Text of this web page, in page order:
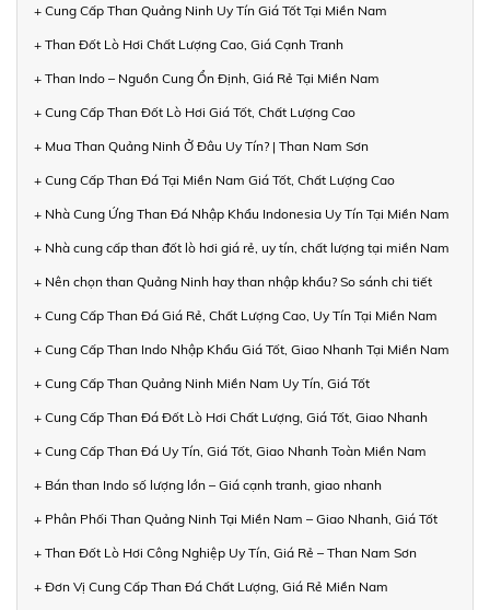
+ Cung Cấp Than Quảng Ninh Uy Tín Giá Tốt Tại Miền Nam
+ Than Đốt Lò Hơi Chất Lượng Cao, Giá Cạnh Tranh
+ Than Indo – Nguồn Cung Ổn Định, Giá Rẻ Tại Miền Nam
+ Cung Cấp Than Đốt Lò Hơi Giá Tốt, Chất Lượng Cao
+ Mua Than Quảng Ninh Ở Đâu Uy Tín? | Than Nam Sơn
+ Cung Cấp Than Đá Tại Miền Nam Giá Tốt, Chất Lượng Cao
+ Nhà Cung Ứng Than Đá Nhập Khẩu Indonesia Uy Tín Tại Miền Nam
+ Nhà cung cấp than đốt lò hơi giá rẻ, uy tín, chất lượng tại miền Nam
+ Nên chọn than Quảng Ninh hay than nhập khẩu? So sánh chi tiết
+ Cung Cấp Than Đá Giá Rẻ, Chất Lượng Cao, Uy Tín Tại Miền Nam
+ Cung Cấp Than Indo Nhập Khẩu Giá Tốt, Giao Nhanh Tại Miền Nam
+ Cung Cấp Than Quảng Ninh Miền Nam Uy Tín, Giá Tốt
+ Cung Cấp Than Đá Đốt Lò Hơi Chất Lượng, Giá Tốt, Giao Nhanh
+ Cung Cấp Than Đá Uy Tín, Giá Tốt, Giao Nhanh Toàn Miền Nam
+ Bán than Indo số lượng lớn – Giá cạnh tranh, giao nhanh
+ Phân Phối Than Quảng Ninh Tại Miền Nam – Giao Nhanh, Giá Tốt
+ Than Đốt Lò Hơi Công Nghiệp Uy Tín, Giá Rẻ – Than Nam Sơn
+ Đơn Vị Cung Cấp Than Đá Chất Lượng, Giá Rẻ Miền Nam